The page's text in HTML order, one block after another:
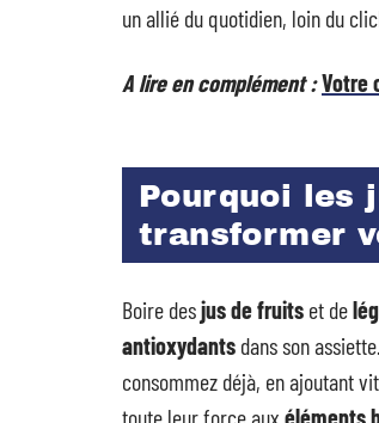
un allié du quotidien, loin du
A lire en complément :Votre
Pourquoi les
transformer
Boire desjus de fruits et de
antioxydants dans son
consommez déjà, en ajoutant
toute leur force aux éléments